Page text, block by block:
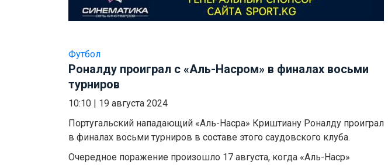
Футбол
Роналду проиграл с «Аль-Насром» в финалах восьми
турниров
10:10
19 августа 2024
Португальский нападающий «Аль-Насра» Криштиану Роналду проиграл
в финалах восьми турниров в составе этого саудовского клуба.
Очередное поражение произошло 17 августа, когда «Аль-Наср»